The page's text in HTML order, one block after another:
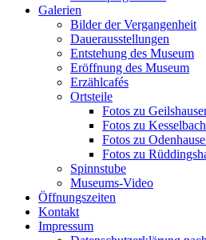
Galerien
Bilder der Vergangenheit
Dauerausstellungen
Entstehung des Museum
Eröffnung des Museum
Erzählcafés
Ortsteile
Fotos zu
Fotos zu Kesselbach
Fotos zu
Fotos zu
Spinnstube
Museums-Video
Öffnungszeiten
Kontakt
Impressum